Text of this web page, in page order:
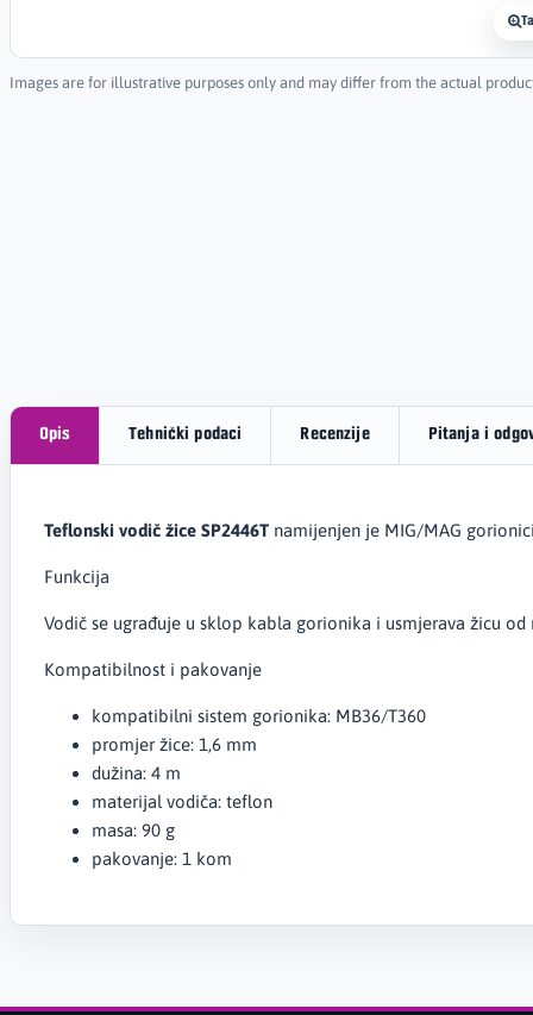
Images are for illustrative purposes only and may differ from the actual
Opis Tehnički podaci Recenzije Pitanja i
Teflonski vodič žice SP2446Tnamijenjen je MIG/MAG
Funkcija
Vodič se ugrađuje u sklop kabla gorionika i usmjerava žicu
Kompatibilnost i pakovanje
kompatibilni sistem gorionika: MB36/T360
promjer žice: 1,6 mm
dužina: 4 m
materijal vodiča: teflon
masa: 90 g
pakovanje: 1 kom